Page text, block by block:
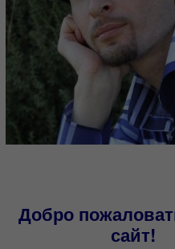
Добро
сайт!